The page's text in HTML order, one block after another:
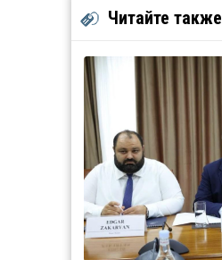
Читайте также